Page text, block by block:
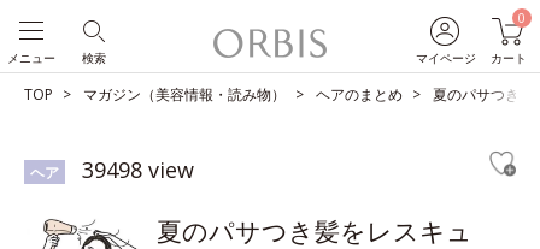
マイページ
0
カート
検索
メニュー
TOP マガジン（美容情報・読み物） ヘアのまとめ 夏のパサつき髪
ヘア 39498 view
夏のパサつき髪をレスキュ